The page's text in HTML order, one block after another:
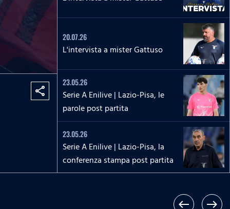
share
20.07.26
L'intervista a mister Gattuso
23.05.26
Serie A Enilive | Lazio-Pisa, le
parole post partita
23.05.26
Serie A Enilive | Lazio-Pisa, la
conferenza stampa post partita
west east